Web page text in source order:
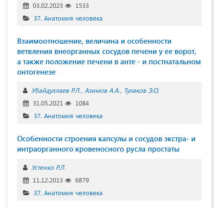
03.02.2023
1533
37. Анатомия человека
Взаимоотношение, величина и особенности
ветвления внеорганных сосудов печени у ее ворот,
а также положение печени в анте - и постнатальном
онтогенезе
Убайдуллаев Р.Л. Азимов А.А.
Тулаков Э.О,
31.05.2021
1084
37. Анатомия человека
Особенности строения капсулы и сосудов экстра- и
интраорганного кровеносного русла простаты
Устенко Р.Л.
11.12.2013
6879
37. Анатомия человека